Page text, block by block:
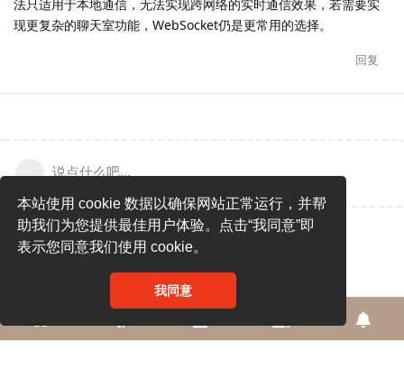
本站使用 cookie 数据以确保网站正常运行，并帮
助我们为您提供最佳用户体验。点击“我同意”即
表示您同意我们使用 cookie。
我同意
法只适用于本地通信，无法实现跨网络的实时通信效果，若需要实
现更复杂的聊天室功能，WebSocket仍是更常用的选择。
回复
说点什么吧...